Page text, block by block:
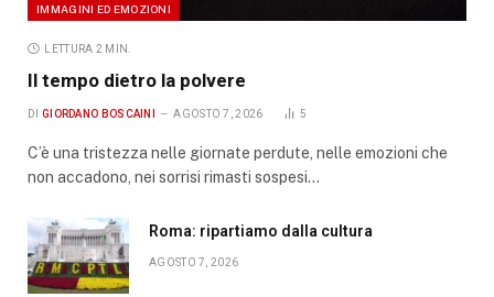
IMMAGINI ED EMOZIONI
LETTURA 2 MIN.
Il tempo dietro la polvere
DI GIORDANO BOSCAINI AGOSTO 7, 2026 5
C’è una tristezza nelle giornate perdute, nelle emozioni che
non accadono, nei sorrisi rimasti sospesi…
Roma: ripartiamo dalla cultura
AGOSTO 7, 2026